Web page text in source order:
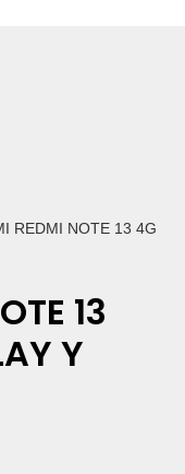
REDMI NOTE 13 4G
13
Y